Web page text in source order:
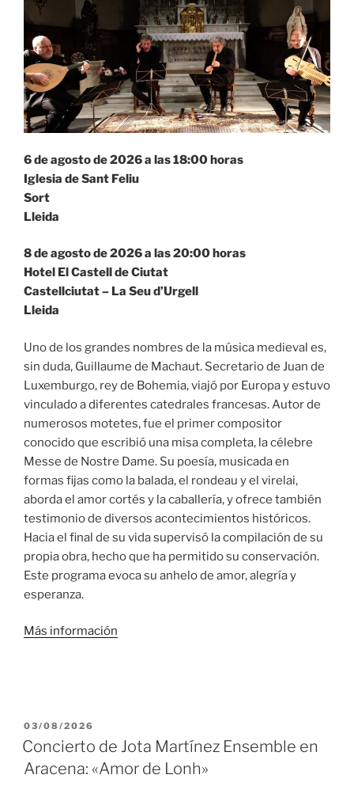
6 de agosto de 2026 a las 18:00 horas
Iglesia de Sant Feliu
Sort
Lleida
8 de agosto de 2026 a las 20:00 horas
Hotel El Castell de Ciutat
Castellciutat – La Seu d’Urgell
Lleida
Uno de los grandes nombres de la música medieval es,
sin duda, Guillaume de Machaut. Secretario de Juan de
Luxemburgo, rey de Bohemia, viajó por Europa y estuvo
vinculado a diferentes catedrales francesas. Autor de
numerosos motetes, fue el primer compositor
conocido que escribió una misa completa, la célebre
Messe de Nostre Dame. Su poesía, musicada en
formas fijas como la balada, el rondeau y el virelai,
aborda el amor cortés y la caballería, y ofrece también
testimonio de diversos acontecimientos históricos.
Hacia el final de su vida supervisó la compilación de su
propia obra, hecho que ha permitido su conservación.
Este programa evoca su anhelo de amor, alegría y
esperanza.
Más información
PUBLICADO
EL
03/08/2026
Concierto de Jota Martínez Ensemble en
Aracena: «Amor de Lonh»